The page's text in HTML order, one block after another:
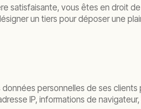
satisfaisante, vous êtes en droit
un tiers pour déposer une
personnelles de ses
IP, informations de